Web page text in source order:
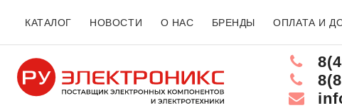
КАТАЛОГ НОВОСТИ О НАС БРЕНДЫ ОПЛАТА И